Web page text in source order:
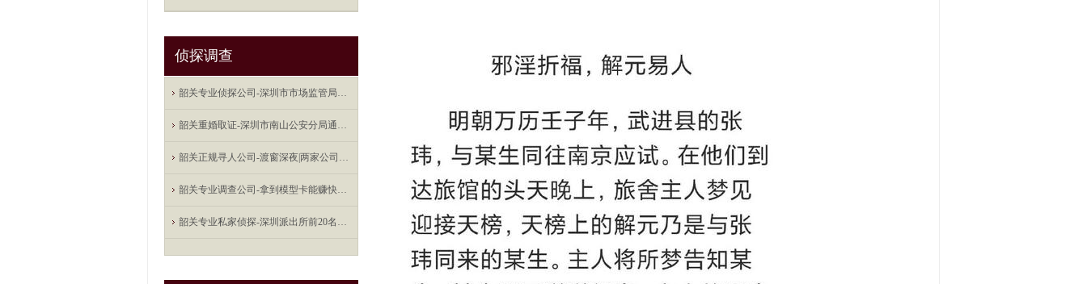
侦探调查
韶关专业侦探公司-深圳市市场监管局召开2021年年中执法检查
韶关重婚取证-深圳市南山公安分局通报8起P2P平台案件
韶关正规寻人公司-渡窗深夜|两家公司涉嫌集资诈骗近50亿元，
韶关专业调查公司-拿到模型卡能赚快钱吗？龙华警方打掉两家涉嫌
韶关专业私家侦探-深圳派出所前20名警员：从事刑侦工作时间最